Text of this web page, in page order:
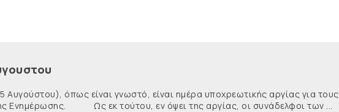
όπως είναι γνωστό, είναι ημέρα υποχρεωτικής αργίας για τους
Ενημέρωσης. Ως εκ τούτου, εν όψει της αργίας, οι συνάδελφοι των ...